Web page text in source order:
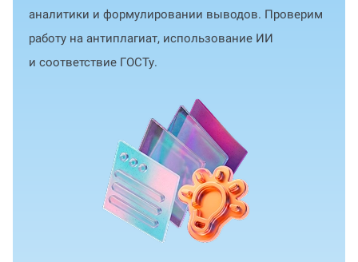
аналитики и формулировании выводов. Проверим
работу на антиплагиат, использование ИИ
и соответствие ГОСТу.